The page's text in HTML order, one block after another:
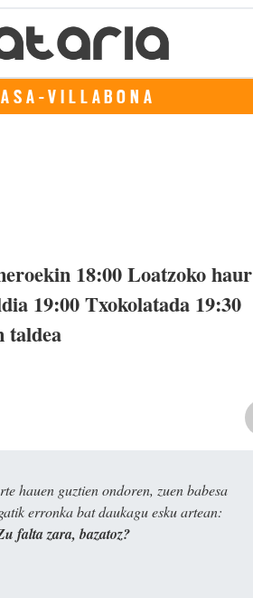
VILLABONA
18:00 Loatzoko haur
19:00 Txokolatada 19:30
taldea
hauen guztien ondoren, zuen babesa
erronka bat daukagu esku artean:
falta zara, bazatoz?